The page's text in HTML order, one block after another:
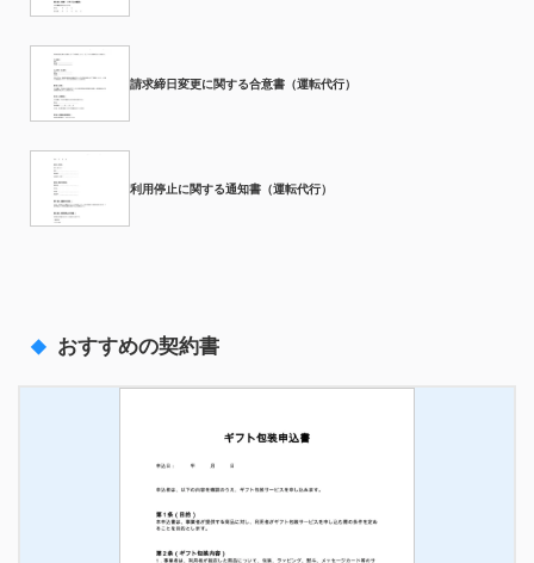
請求締日変更に関する合意書（運転代行）
利用停止に関する通知書（運転代行）
おすすめの契約書